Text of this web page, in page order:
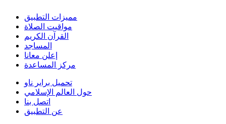
مميزات التطبيق
مواقيت الصلاة
القرآن الكريم
المساجد
إعلن معانا
مركز المساعدة
تحميل براير ناو
حول العالم الإسلامي
اتصل بنا
عن التطبيق